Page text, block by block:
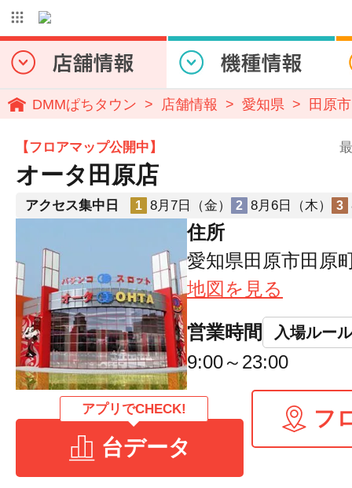
DMMぱちタウン 店舗情報 愛知県 田原市
【フロアマップ公開中】
オータ田原店
アクセス集中日 1 8月7日（金） 2 8月6日（木） 3
住所
愛知県田原市田原
地図を見る
営業時間 入場ルール
9:00～23:00
アプリでCHECK!
台データ
フ